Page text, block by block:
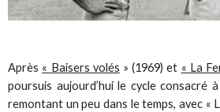
Après « Baisers volés » (1969) et « La
poursuis aujourd’hui le cycle consacré
remontant un peu dans le temps, avec «